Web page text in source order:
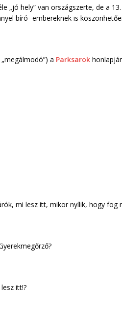
„jó hely” van országszerte, de a
bíró- embereknek is
a Parksarok
mi lesz itt, mikor nyílik, hogy fog
itt!?